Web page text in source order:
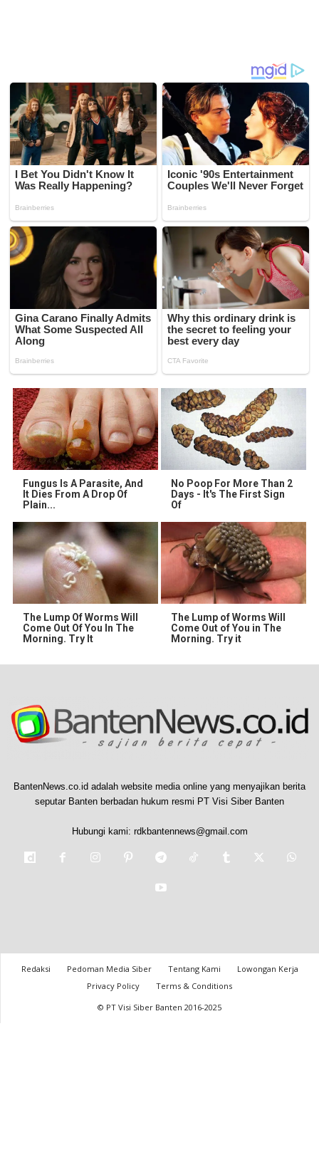
Fungus Is A Parasite, And
It Dies From A Drop Of
Plain...
No Poop For More Than 2
Days - It's The First Sign
Of
The Lump Of Worms Will
Come Out Of You In The
Morning. Try It
The Lump of Worms Will
Come Out of You in The
Morning. Try it
BantenNews.co.id adalah website media online yang menyajikan berita
seputar Banten berbadan hukum resmi PT Visi Siber Banten
Hubungi kami: rdkbantennews@gmail.com
Redaksi Pedoman Media Siber Tentang Kami
Lowongan Kerja
Privacy Policy
Terms & Conditions
© PT Visi Siber Banten 2016-2025